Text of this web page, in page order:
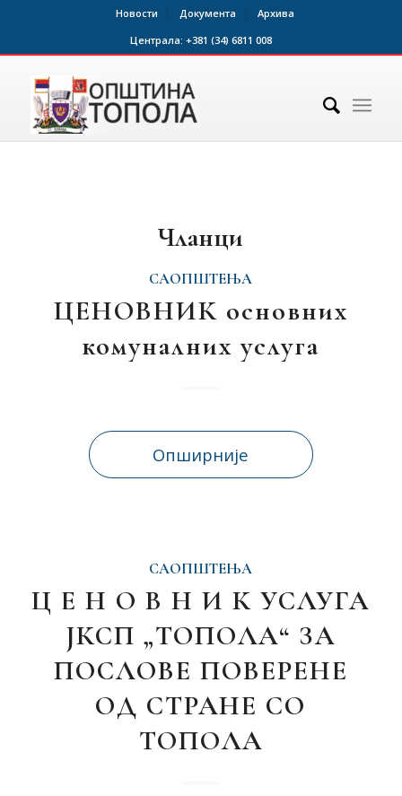
Новости Документа
Архива
Централа: +381 (34) 6811 008
Чланци
САОПШТЕЊА
ЦЕНОВНИК основних
комуналних услуга
Опширније
САОПШТЕЊА
Ц Е Н О В Н И К УСЛУГА
ЈКСП „ТОПОЛА“ ЗА
ПОСЛОВЕ ПОВЕРЕНЕ
ОД СТРАНЕ СО
ТОПОЛА